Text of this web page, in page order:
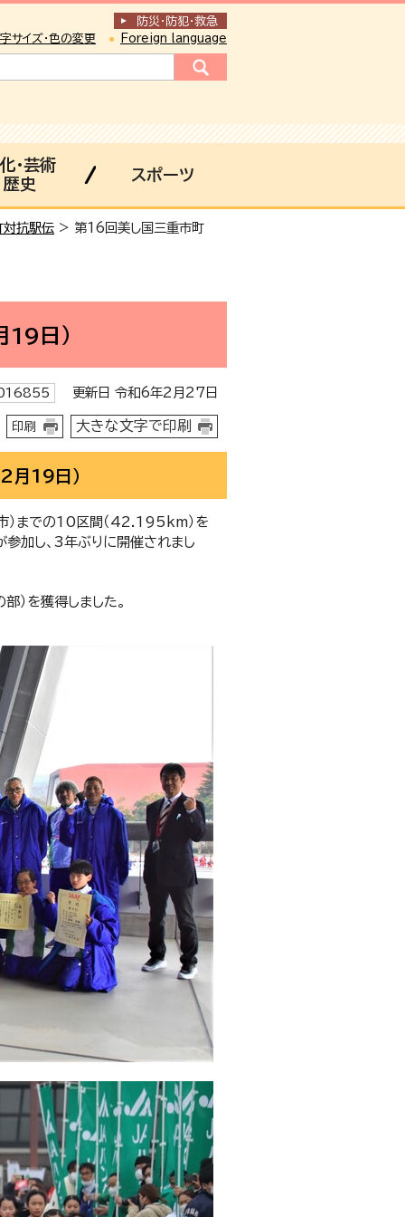
防災・防犯・救急
サイズ・色の変更
Foreign language
・芸術
歴史
スポーツ
対抗駅伝 > 第16回美し国三重市町
日）
更新日 令和6年2月27日
印刷 大きな文字で印刷
月19日）
市）までの10区間（42.195km）を
加し、3年ぶりに開催されまし
）を獲得しました。